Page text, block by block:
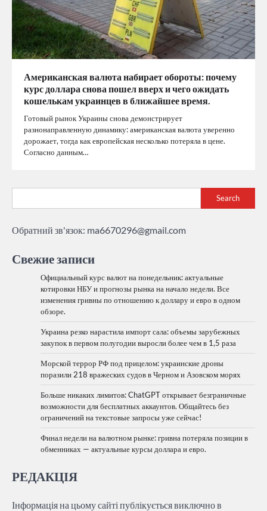
Американская валюта набирает обороты: почему
курс доллара снова пошел вверх и чего ожидать
кошелькам украинцев в ближайшее время.
Готовый рынок Украины снова демонстрирует
разнонаправленную динамику: американская валюта уверенно
дорожает, тогда как европейская несколько потеряла в цене.
Согласно данным…
Search
Обратний зв'язок: ma6670296@gmail.com
Свежие записи
Официальный курс валют на понедельник: актуальные
котировки НБУ и прогнозы рынка на начало недели. Все
изменения гривны по отношению к доллару и евро в одном
обзоре.
Украина резко нарастила импорт сала: объемы зарубежных
закупок в первом полугодии выросли более чем в 1,5 раза
Морской террор РФ под прицелом: украинские дроны
поразили 218 вражеских судов в Черном и Азовском морях
Больше никаких лимитов: ChatGPT открывает безграничные
возможности для бесплатных аккаунтов. Общайтесь без
ограничений на текстовые запросы уже сейчас!
Финал недели на валютном рынке: гривна потеряла позиции в
обменниках — актуальные курсы доллара и евро.
РЕДАКЦІЯ
Інформація на цьому сайті публікується виключно в